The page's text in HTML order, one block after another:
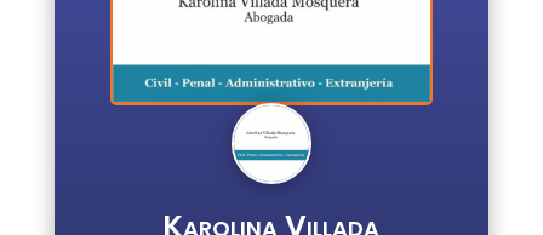
Karolina Villada